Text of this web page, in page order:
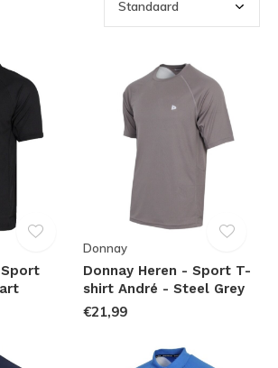
Sport
Donnay
Donnay Heren - Sport T-
shirt André - Steel Grey
€21,99